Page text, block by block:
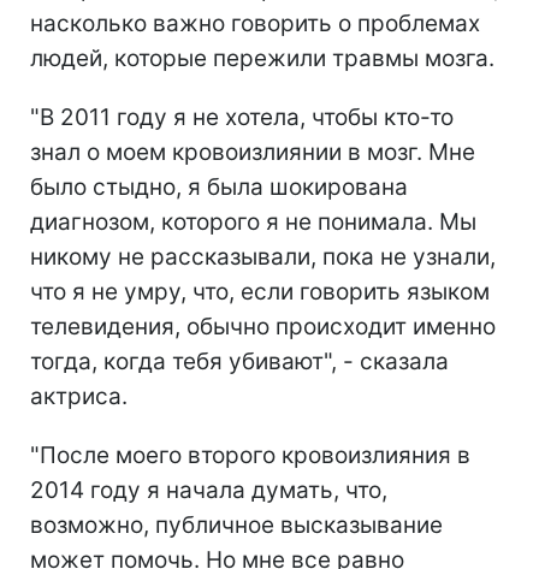
насколько важно говорить о проблемах
людей, которые пережили травмы мозга.
"В 2011 году я не хотела, чтобы кто-то
знал о моем кровоизлиянии в мозг. Мне
было стыдно, я была шокирована
диагнозом, которого я не понимала. Мы
никому не рассказывали, пока не узнали,
что я не умру, что, если говорить языком
телевидения, обычно происходит именно
тогда, когда тебя убивают", - сказала
актриса.
"После моего второго кровоизлияния в
2014 году я начала думать, что,
возможно, публичное высказывание
может помочь. Но мне все равно